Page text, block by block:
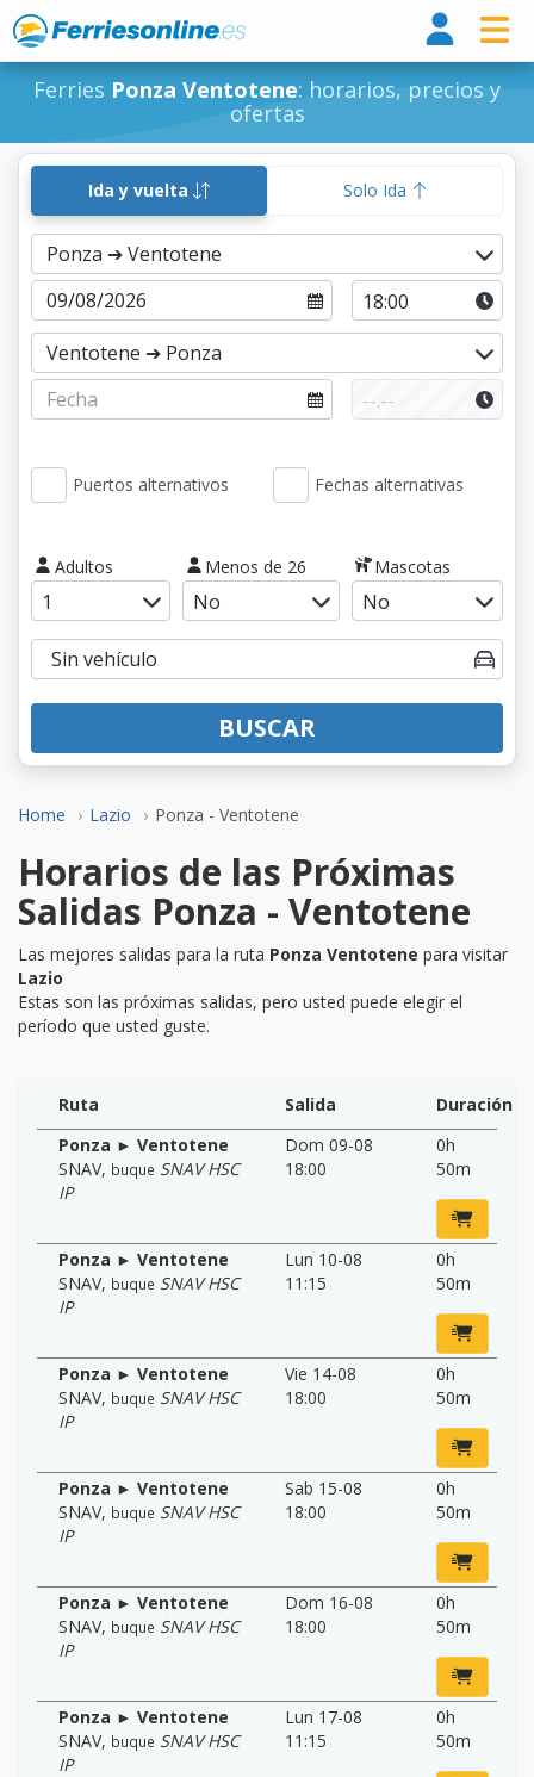
Ferries Ponza Ventotene: horarios, precios y
ofertas
Home Lazio Ponza - Ventotene
Ida y vuelta Solo Ida
Puertos alternativos Fechas alternativas
Adultos Menos de 26 Mascotas
BUSCAR
Horarios de las Próximas
Salidas Ponza - Ventotene
Las mejores salidas para la ruta Ponza Ventotene para visitar
Lazio
Estas son las próximas salidas, pero usted puede elegir el
período que usted guste.
Ruta Salida
Duración
Ponza ► Ventotene
SNAV, buque SNAV HSC
IP
Dom 09-08
18:00
0h
50m
Ponza ► Ventotene
SNAV, buque SNAV HSC
IP
Lun 10-08
11:15
0h
50m
Ponza ► Ventotene
SNAV, buque SNAV HSC
IP
Vie 14-08
18:00
0h
50m
Ponza ► Ventotene
SNAV, buque SNAV HSC
IP
Sab 15-08
18:00
0h
50m
Ponza ► Ventotene
SNAV, buque SNAV HSC
IP
Dom 16-08
18:00
0h
50m
Ponza ► Ventotene
SNAV, buque SNAV HSC
IP
Lun 17-08
11:15
0h
50m